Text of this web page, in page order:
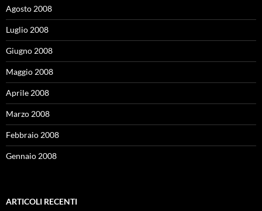
Agosto 2008
Luglio 2008
Giugno 2008
Maggio 2008
Aprile 2008
Marzo 2008
Febbraio 2008
Gennaio 2008
ARTICOLI RECENTI